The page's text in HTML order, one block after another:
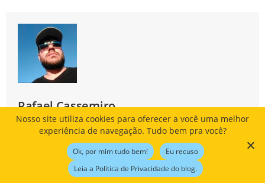
Rafael Cassemiro
Carioca, tricolor, engenheiro, fã de viagens e tecnologia.
Nosso site utiliza cookies para oferecer a você uma melhor
experiência de navegação. Tudo bem pra você?
Ok, por mim tudo bem!
Eu recuso
Leia a Política de Privacidade do blog.